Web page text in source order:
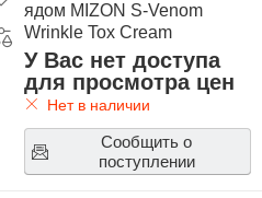
ядом MIZON S-Venom
Wrinkle Tox Cream
У Вас нет доступа
для просмотра цен
Нет в наличии
Сообщить о
поступлении